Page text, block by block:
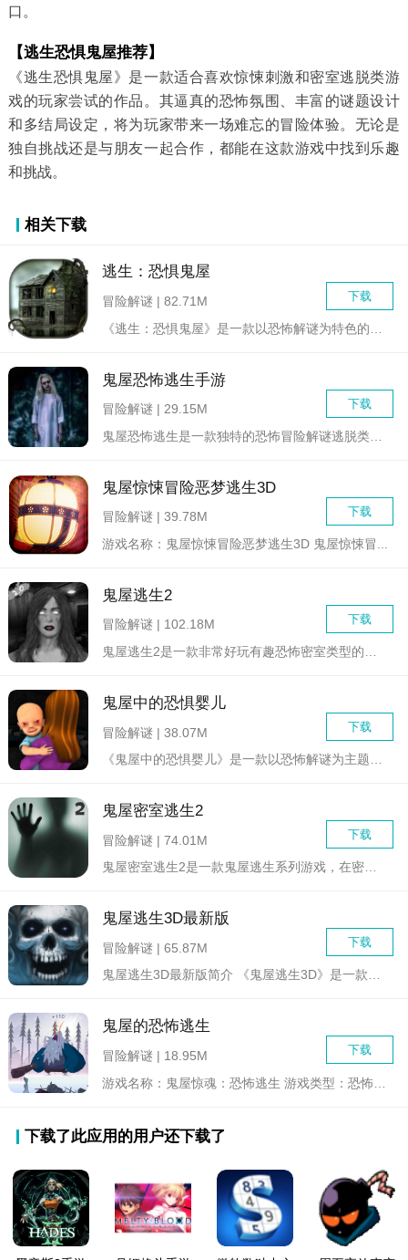
口。
【逃生恐惧鬼屋推荐】
《逃生恐惧鬼屋》是一款适合喜欢惊悚刺激和密室逃脱类游
戏的玩家尝试的作品。其逼真的恐怖氛围、丰富的谜题设计
和多结局设定，将为玩家带来一场难忘的冒险体验。无论是
独自挑战还是与朋友一起合作，都能在这款游戏中找到乐趣
和挑战。
相关下载
逃生：恐惧鬼屋
下载
冒险解谜 | 82.71M
鬼屋恐怖逃生手游
下载
冒险解谜 | 29.15M
鬼屋恐怖逃生是一款独特的恐怖冒险解谜逃脱类手游，在游戏中玩家...
鬼屋惊悚冒险恶梦逃生3D
下载
冒险解谜 | 39.78M
游戏名称：鬼屋惊悚冒险恶梦逃生3D 鬼屋惊悚冒...
鬼屋逃生2
下载
冒险解谜 | 102.18M
鬼屋逃生2是一款非常好玩有趣恐怖密室类型的冒险解谜逃脱游戏，...
鬼屋中的恐惧婴儿
下载
冒险解谜 | 38.07M
《鬼屋中的恐惧婴儿》是一款以恐怖解谜为主题的冒险游戏，玩家将...
鬼屋密室逃生2
下载
冒险解谜 | 74.01M
鬼屋密室逃生2是一款鬼屋逃生系列游戏，在密室解谜过程中会有很...
鬼屋逃生3D最新版
下载
冒险解谜 | 65.87M
鬼屋逃生3D最新版简介 《鬼屋逃生3D》是一款充满恐怖...
鬼屋的恐怖逃生
下载
冒险解谜 | 18.95M
下载了此应用的用户还下载了